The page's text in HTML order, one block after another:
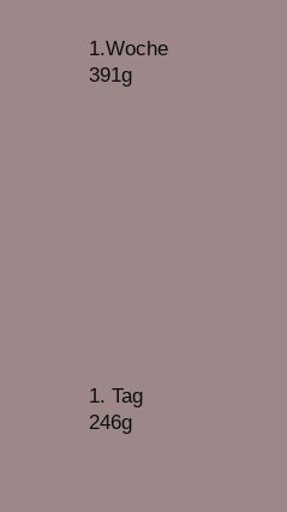
1.Woche
391g
1. Tag
246g